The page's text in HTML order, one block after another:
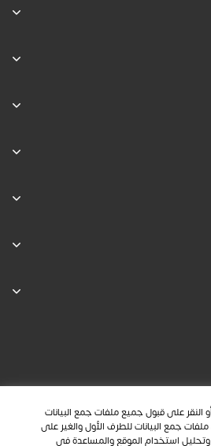
النقر على قبول جميع ملفات جمع البيانات
جمع البيانات للطرف الأول والغير على
استخدام الموقع والمساعدة في